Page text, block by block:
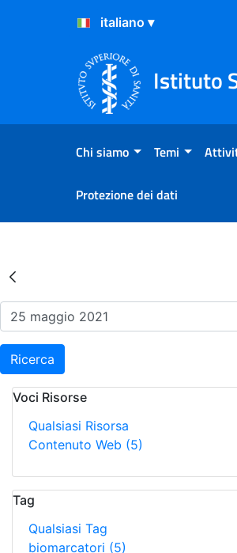
Salta al Contenuto
Salta al Footer
Istituto
Chi siamo Temi
Protezione dei dati
Risultati della
Ricerca
Voci Risorse
Qualsiasi Risorsa
Contenuto Web (5)
Tag
Qualsiasi Tag
biomarcatori (5)